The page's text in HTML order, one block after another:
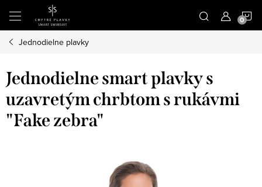
obsah
Jednodielne plavky
Jednodielne smart plavky s
uzavretým chrbtom s rukávmi
"Fake zebra"